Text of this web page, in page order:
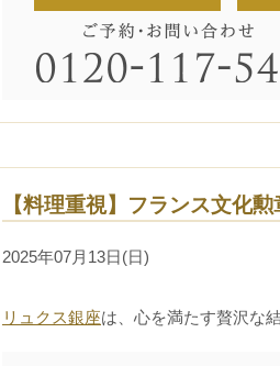
【料理重視】フランス文化
2025年07月13日(日)
リュクス銀座は、心を満たす贅沢な